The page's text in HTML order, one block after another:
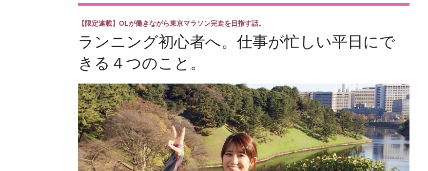
【限定連載】OLが働きながら東京マラソン完走を目指す話。
ランニング初心者へ。仕事が忙しい平日にで
きる４つのこと。